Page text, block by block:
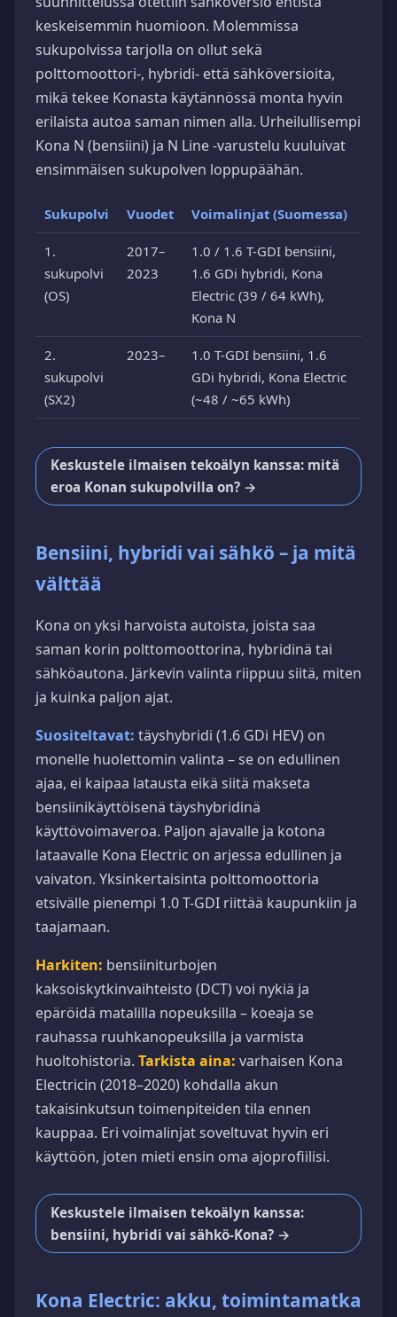
keskeisemmin huomioon. Molemmissa
sukupolvissa tarjolla on ollut sekä
polttomoottori-, hybridi- että sähköversioita,
mikä tekee Konasta käytännössä monta hyvin
erilaista autoa saman nimen alla. Urheilullisempi
Kona N (bensiini) ja N Line -varustelu kuuluivat
ensimmäisen sukupolven loppupäähän.
Sukupolvi Vuodet Voimalinjat (Suomessa)
1.
sukupolvi
(OS)
2017–
2023
1.0 / 1.6 T-GDI bensiini,
1.6 GDi hybridi, Kona
Electric (39 / 64 kWh),
Kona N
2.
sukupolvi
(SX2)
2023–
1.0 T-GDI bensiini, 1.6
GDi hybridi, Kona Electric
(~48 / ~65 kWh)
Keskustele ilmaisen tekoälyn kanssa: mitä
eroa Konan sukupolvilla on? →
Bensiini, hybridi vai sähkö – ja mitä
välttää
Kona on yksi harvoista autoista, joista saa
saman korin polttomoottorina, hybridinä tai
sähköautona. Järkevin valinta riippuu siitä, miten
ja kuinka paljon ajat.
Suositeltavat: täyshybridi (1.6 GDi HEV) on
monelle huolettomin valinta – se on edullinen
ajaa, ei kaipaa latausta eikä siitä makseta
bensiinikäyttöisenä täyshybridinä
käyttövoimaveroa. Paljon ajavalle ja kotona
lataavalle Kona Electric on arjessa edullinen ja
vaivaton. Yksinkertaisinta polttomoottoria
etsivälle pienempi 1.0 T-GDI riittää kaupunkiin ja
taajamaan.
Harkiten: bensiiniturbojen
kaksoiskytkinvaihteisto (DCT) voi nykiä ja
epäröidä matalilla nopeuksilla – koeaja se
rauhassa ruuhkanopeuksilla ja varmista
huoltohistoria. Tarkista aina: varhaisen Kona
Electricin (2018–2020) kohdalla akun
takaisinkutsun toimenpiteiden tila ennen
kauppaa. Eri voimalinjat soveltuvat hyvin eri
käyttöön, joten mieti ensin oma ajoprofiilisi.
Keskustele ilmaisen tekoälyn kanssa:
bensiini, hybridi vai sähkö-Kona? →
Kona Electric: akku, toimintamatka